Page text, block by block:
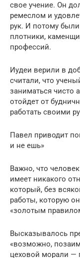
свое учение. Он
ремеслом и
рук. И потому
плотники,
профессий.
Иудеи верили в
считали, что
заниматься чисто
отойдет от
работать своими
Павел приводит
и не ешь»
Важно, что
имеет никакого
который, без
работы, которую
«золотым
Высказывалось
«возможно,
цеховой морали —